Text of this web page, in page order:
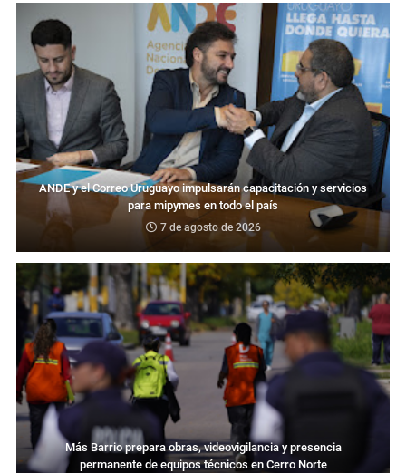
ANDE y el Correo Uruguayo impulsarán capacitación y servicios
para mipymes en todo el país
7 de agosto de 2026
Más Barrio prepara obras, videovigilancia y presencia
permanente de equipos técnicos en Cerro Norte